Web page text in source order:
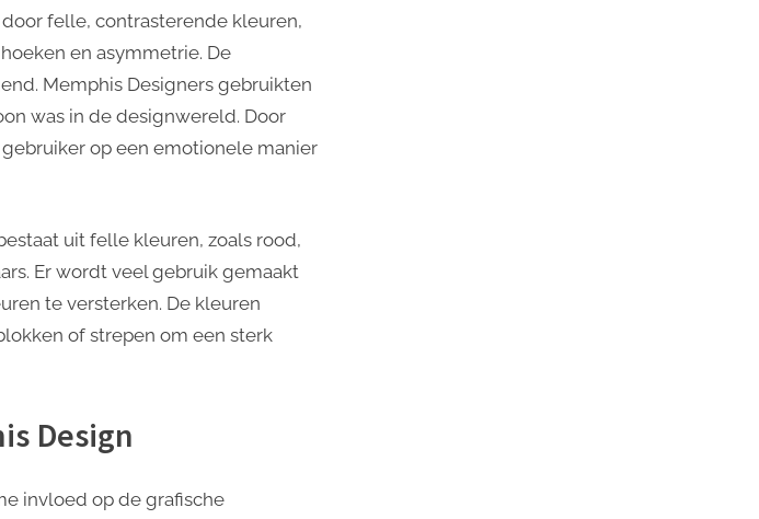
felle, contrasterende kleuren,
en asymmetrie. De
Memphis Designers gebruikten
was in de designwereld. Door
op een emotionele manier
uit felle kleuren, zoals rood,
Er wordt veel gebruik gemaakt
te versterken. De kleuren
of strepen om een sterk
Design
invloed op de grafische